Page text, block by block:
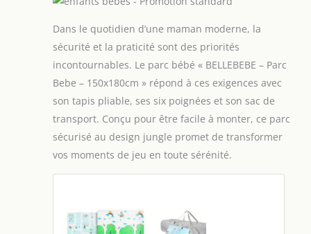
Dans le quotidien d’une maman moderne, la
sécurité et la praticité sont des priorités
incontournables. Le parc bébé « BELLEBEBE – Parc
Bebe – 150x180cm » répond à ces exigences avec
son tapis pliable, ses six poignées et son sac de
transport. Conçu pour être facile à monter, ce parc
sécurisé au design jungle promet de transformer
vos moments de jeu en toute sérénité.